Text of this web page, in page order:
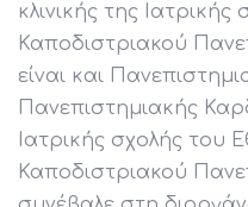
κλινικής της
Καποδιστριακού
είναι και
Πανεπιστημιακής
Ιατρικής σχολής του
Καποδιστριακού